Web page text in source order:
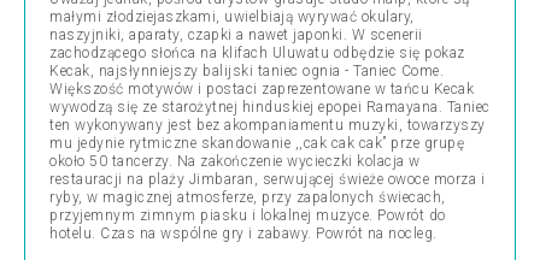
małymi złodziejaszkami, uwielbiają wyrywać okulary,
naszyjniki, aparaty, czapki a nawet japonki. W scenerii
zachodzącego słońca na klifach Uluwatu odbędzie się pokaz
Kecak, najsłynniejszy balijski taniec ognia - Taniec Come.
Większość motywów i postaci zaprezentowane w tańcu Kecak
wywodzą się ze starożytnej hinduskiej epopei Ramayana. Taniec
ten wykonywany jest bez akompaniamentu muzyki, towarzyszy
mu jedynie rytmiczne skandowanie ,,cak cak cak” prze grupę
około 50 tancerzy. Na zakończenie wycieczki kolacja w
restauracji na plaży Jimbaran, serwującej świeże owoce morza i
ryby, w magicznej atmosferze, przy zapalonych świecach,
przyjemnym zimnym piasku i lokalnej muzyce. Powrót do
hotelu. Czas na wspólne gry i zabawy. Powrót na nocleg.